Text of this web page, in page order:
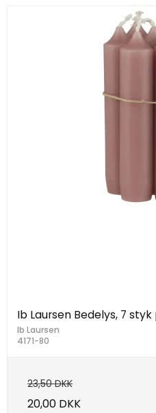
Ib Laursen Bedelys, 7
Ib Laursen
4171-80
23,50 DKK
20,00 DKK